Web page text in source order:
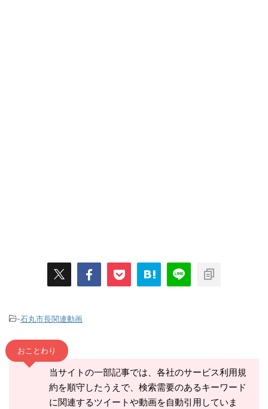
-石丸市長関連動画
おことわり
当サイトの一部記事では、各社のサービス利用規
約を順守したうえで、検索需要のあるキーワード
に関連するツイートや動画を自動引用していま